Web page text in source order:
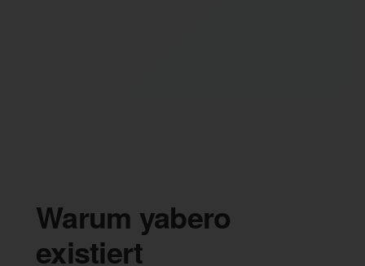
Warum yabero
existiert